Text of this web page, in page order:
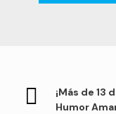
¡Más de
Humor